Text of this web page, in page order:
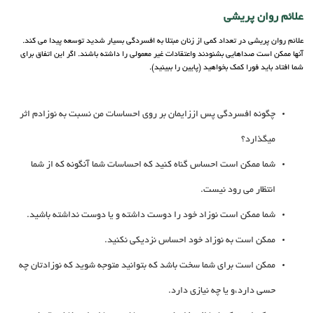
علائم روان پریشی
علائم روان پریشی در تعداد کمی از زنان مبتلا به افسردگی بسیار شدید توسعه پیدا می کند.
آنها ممکن است صداهایی بشنودند واعتقادات غیر معمولی را داشته باشند. اگر این اتفاق برای
شما افتاد باید فورا کمک بخواهید (پایین را ببینید).
چگونه افسردگی پس اززایمان بر روی احساسات من نسبت به نوزادم اثر
میگذارد؟
شما ممکن است احساس گناه کنید که احساسات شما آنگونه که از شما
انتظار می رود نیست.
شما ممکن است نوزاد خود را دوست داشته و یا دوست نداشته باشید.
ممکن است به نوزاد خود احساس نزدیکی نکنید.
ممکن است برای شما سخت باشد که بتوانید متوجه شوید که نوزادتان چه
حسی دارد،و یا چه نیازی دارد.